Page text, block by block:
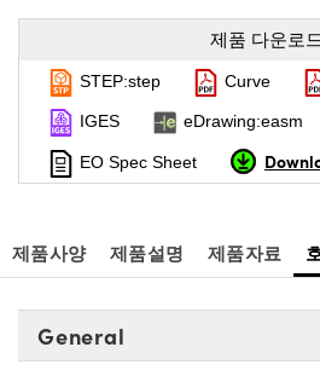
제품 다운로드
STEP:step Curve
IGES eDrawing:easm
EO Spec Sheet
제품사양 제품설명 제품자료
General